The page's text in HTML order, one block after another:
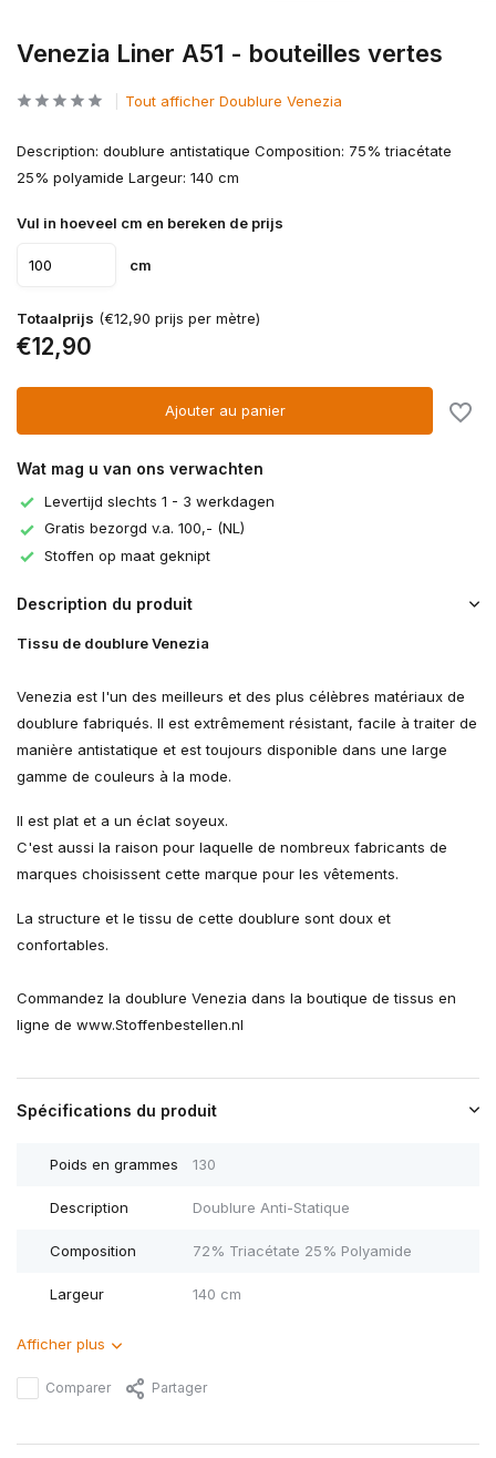
Venezia Liner A51 - bouteilles vertes
Tout afficher Doublure Venezia
Description: doublure antistatique Composition: 75% triacétate
25% polyamide Largeur: 140 cm
Vul in hoeveel cm en bereken de prijs
cm
Totaalprijs (€12,90 prijs per mètre)
€12,90
Ajouter au panier
Wat mag u van ons verwachten
Levertijd slechts 1 - 3 werkdagen
Gratis bezorgd v.a. 100,- (NL)
Stoffen op maat geknipt
Description du produit
Tissu de doublure Venezia
Venezia est l'un des meilleurs et des plus célèbres matériaux de
doublure fabriqués. Il est extrêmement résistant, facile à traiter de
manière antistatique et est toujours disponible dans une large
gamme de couleurs à la mode.
Il est plat et a un éclat soyeux.
C'est aussi la raison pour laquelle de nombreux fabricants de
marques choisissent cette marque pour les vêtements.
La structure et le tissu de cette doublure sont doux et
confortables.
Commandez la doublure Venezia dans la boutique de tissus en
ligne de www.Stoffenbestellen.nl
Spécifications du produit
Poids en grammes 130
Description Doublure Anti-Statique
Composition 72% Triacétate 25% Polyamide
Largeur 140 cm
Afficher plus
Comparer Partager